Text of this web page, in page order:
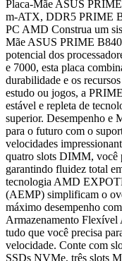
Placa-Mãe ASUS
m-ATX, DDR5 PRIME
PC AMD Construa um
Mãe ASUS PRIME
potencial dos
e 7000, esta placa
durabilidade e os
estudo ou jogos, a
estável e repleta de
superior. Desempenho e
para o futuro com o
velocidades
quatro slots DIMM, você
garantindo fluidez total
tecnologia AMD
(AEMP) simplificam o
máximo desempenho
Armazenamento
tudo que você precisa
velocidade. Conte com
SSDs NVMe, três slots